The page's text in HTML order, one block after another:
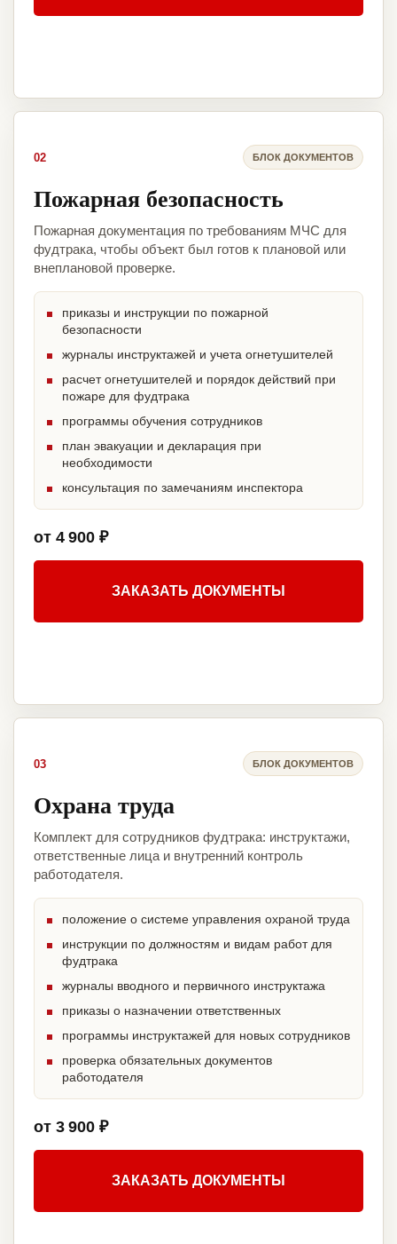
02 БЛОК ДОКУМЕНТОВ
Пожарная безопасность
Пожарная документация по требованиям МЧС для
фудтрака, чтобы объект был готов к плановой или
внеплановой проверке.
приказы и инструкции по пожарной
безопасности
журналы инструктажей и учета огнетушителей
расчет огнетушителей и порядок действий при
пожаре для фудтрака
программы обучения сотрудников
план эвакуации и декларация при
необходимости
консультация по замечаниям инспектора
от 4 900 ₽
ЗАКАЗАТЬ ДОКУМЕНТЫ
03 БЛОК ДОКУМЕНТОВ
Охрана труда
Комплект для сотрудников фудтрака: инструктажи,
ответственные лица и внутренний контроль
работодателя.
положение о системе управления охраной труда
инструкции по должностям и видам работ для
фудтрака
журналы вводного и первичного инструктажа
приказы о назначении ответственных
программы инструктажей для новых сотрудников
проверка обязательных документов
работодателя
от 3 900 ₽
ЗАКАЗАТЬ ДОКУМЕНТЫ